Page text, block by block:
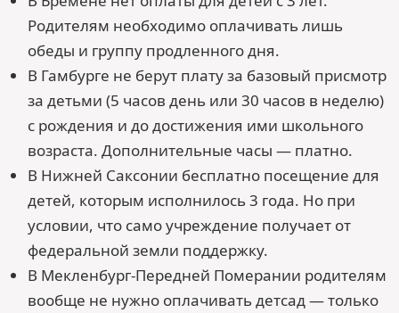
Родителям необходимо оплачивать лишь
обеды и группу продленного дня.
В Гамбурге не берут плату за базовый присмотр
за детьми (5 часов день или 30 часов в неделю)
с рождения и до достижения ими школьного
возраста. Дополнительные часы — платно.
В Нижней Саксонии бесплатно посещение для
детей, которым исполнилось 3 года. Но при
условии, что само учреждение получает от
федеральной земли поддержку.
В Мекленбург-Передней Померании родителям
вообще не нужно оплачивать детсад — только